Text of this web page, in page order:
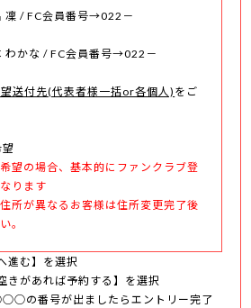
/ FC会員番号→022－
かな / FC会員番号→022－
送付先(代表者様一括or各個人) をご
望の場合、基本的にファンクラブ登
ります
所が異なるお客様は住所変更完了後
。
進む】を選択
があれば予約する】を選択
番号が出ましたらエントリー完了